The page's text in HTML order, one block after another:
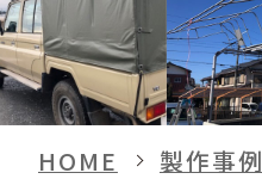
HOME 製作事例